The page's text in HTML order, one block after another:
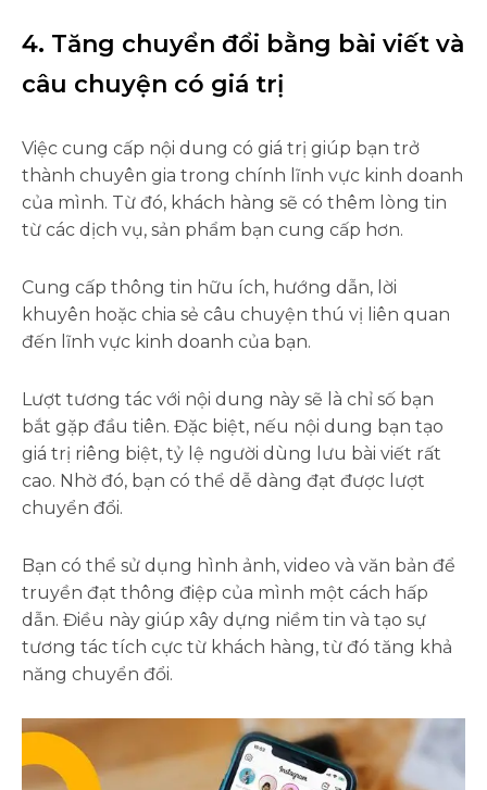
4. Tăng chuyển đổi bằng bài viết và
câu chuyện có giá trị
Việc cung cấp nội dung có giá trị giúp bạn trở
thành chuyên gia trong chính lĩnh vực kinh doanh
của mình. Từ đó, khách hàng sẽ có thêm lòng tin
từ các dịch vụ, sản phẩm bạn cung cấp hơn.
Cung cấp thông tin hữu ích, hướng dẫn, lời
khuyên hoặc chia sẻ câu chuyện thú vị liên quan
đến lĩnh vực kinh doanh của bạn.
Lượt tương tác với nội dung này sẽ là chỉ số bạn
bắt gặp đầu tiên. Đặc biệt, nếu nội dung bạn tạo
giá trị riêng biệt, tỷ lệ người dùng lưu bài viết rất
cao. Nhờ đó, bạn có thể dễ dàng đạt được lượt
chuyển đổi.
Bạn có thể sử dụng hình ảnh, video và văn bản để
truyền đạt thông điệp của mình một cách hấp
dẫn. Điều này giúp xây dựng niềm tin và tạo sự
tương tác tích cực từ khách hàng, từ đó tăng khả
năng chuyển đổi.